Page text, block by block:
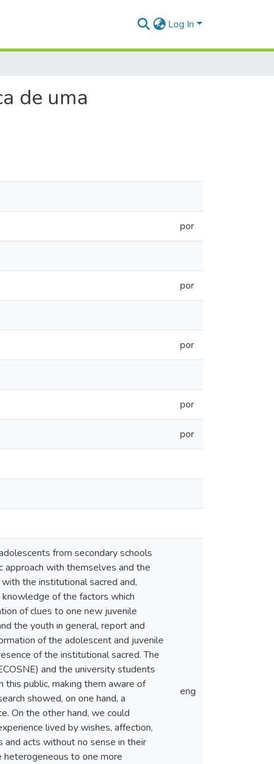
Log In
de uma
por
por
por
por
por
from secondary schools
approach with themselves and the
the institutional sacred and,
of the factors which
of clues to one new juvenile
the youth in general, report and
of the adolescent and juvenile
of the institutional sacred. The
and the university students
public, making them aware of
showed, on one hand, a
On the other hand, we could
lived by wishes, affection,
and acts without no sense in their
heterogeneous to one more
eng